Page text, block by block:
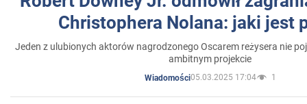
Christophera Nolana: jaki jest
Jeden z ulubionych aktorów nagrodzonego Oscarem reżysera nie
ambitnym projekcie
Wiadomości05.03.2025 17:04 1